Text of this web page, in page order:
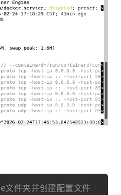
件夹并创建配置文件